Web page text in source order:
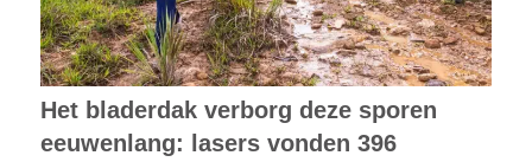
Het bladerdak verborg deze sporen
eeuwenlang: lasers vonden 396